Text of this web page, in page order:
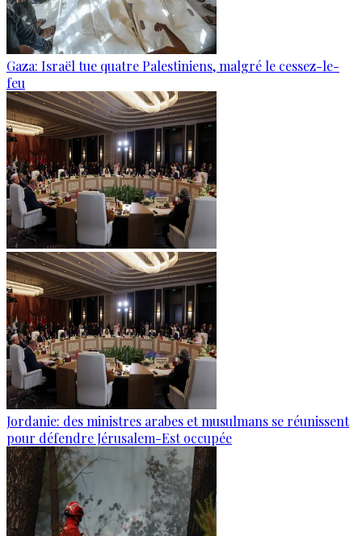
Gaza: Israël tue quatre Palestiniens, malgré le cessez-le-
feu
Jordanie: des ministres arabes et musulmans se réunissent
pour défendre Jérusalem-Est occupée